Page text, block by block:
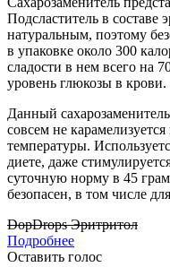
Подсластитель в составе
натуральным, поэтому
в упаковке около 300
сладости в нем всего на
уровень глюкозы в крови.
Данный
совсем не
температуры.
диете, даже
суточную норму в 45
безопасен, в том числе
DopDrops Эритритол
Подробнее
Оставить голос